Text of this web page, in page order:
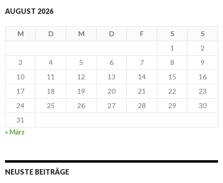
AUGUST 2026
M D M D F S
S
1
2
3
4 5 6 7 8
9
10
11 12 13 14 15
16
17
18 19 20 21 22
23
24
25 26 27 28 29
30
31
« März
NEUSTE BEITRÄGE